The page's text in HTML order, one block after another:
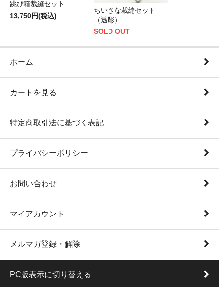
跳び箱裁縫セット
13,750円(税込)
ちいさな裁縫セット
（透彫）
SOLD OUT
ホーム
カートを見る
特定商取引法に基づく表記
プライバシーポリシー
お問い合わせ
マイアカウント
メルマガ登録・解除
PC版表示に切り替える